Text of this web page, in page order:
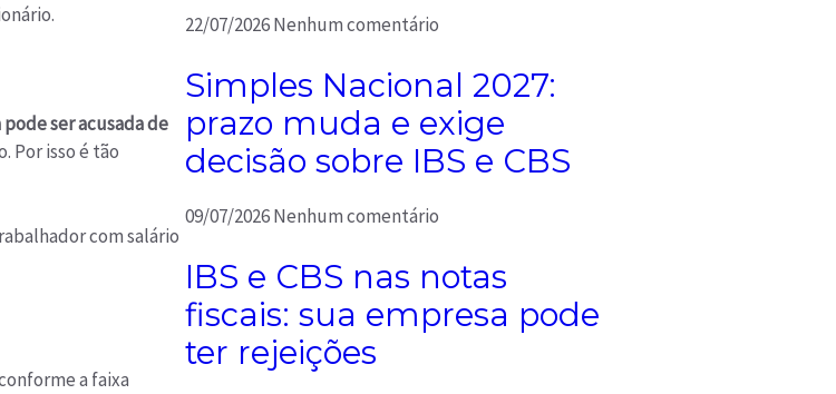
ser acusada de
Por isso é tão
com salário
a faixa
22/07/2026Nenhum comentário
Simples Nacional 2027:
prazo muda e exige
decisão sobre IBS e CBS
09/07/2026Nenhum comentário
IBS e CBS nas notas
fiscais: sua empresa pode
ter rejeições